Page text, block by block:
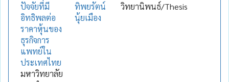
ปัจจัยที่มี
อิทธิพลต่อ
ราคาหุ้นของ
ธุรกิจการ
แพทย์ใน
ประเทศไทย
มหาวิทยาลัย
ทิพยรัตน์
นุ้ยเมือง
วิทยานิพนธ์/Thesis